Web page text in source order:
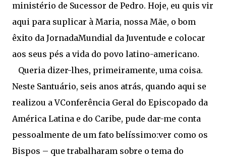
ministério de Sucessor de Pedro. Hoje, eu quis vir
aqui para suplicar à Maria, nossa Mãe, o bom
êxito da JornadaMundial da Juventude e colocar
aos seus pés a vida do povo latino-americano.
Queria dizer-lhes, primeiramente, uma coisa.
Neste Santuário, seis anos atrás, quando aqui se
realizou a VConferência Geral do Episcopado da
América Latina e do Caribe, pude dar-me conta
pessoalmente de um fato belíssimo:ver como os
Bispos – que trabalharam sobre o tema do